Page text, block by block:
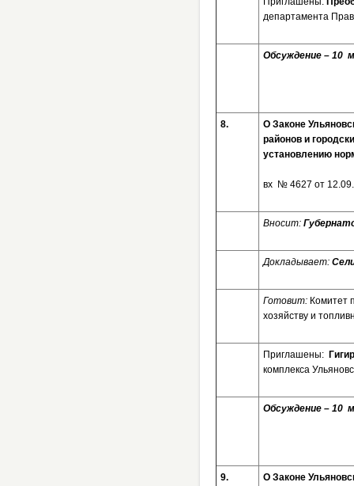
департамента
Обсуждение –
8.
О Законе
районов и
установлению
вх № 4627 от
Вносит:
Докладывает:
Готовит: Комитет
хозяйству и
Приглашены:
комплекса
Обсуждение –
9.
О Законе